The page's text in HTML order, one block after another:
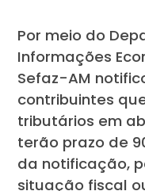
Por meio do
Informações
Sefaz-AM
contribuintes
tributários em
terão prazo de
da notificação,
situação fiscal